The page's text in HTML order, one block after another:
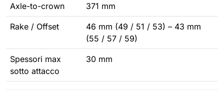
Axle-to-crown 371 mm
Rake / Offset
46 mm (49 / 51 / 53) – 43 mm
(55 / 57 / 59)
Spessori max
sotto attacco
30 mm